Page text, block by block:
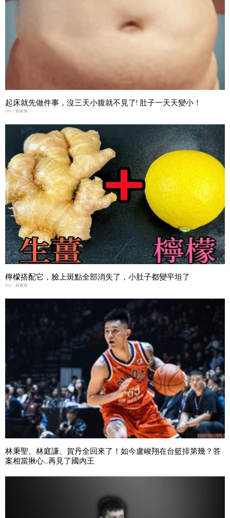
起床就先做件事，沒三天小腹就不見了! 肚子一天天變小！
PR・新素簡
檸檬搭配它，臉上斑點全部消失了，小肚子都變平坦了
PR・新素簡
林秉聖、林庭謙、賀丹全回來了！如今盧峻翔在台籃排第幾？答
案相當揪心...再見了國內王